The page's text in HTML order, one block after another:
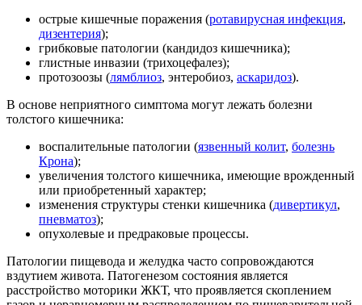
острые кишечные поражения (ротавирусная инфекция,
дизентерия);
грибковые патологии (кандидоз кишечника);
глистные инвазии (трихоцефалез);
протозоозы (лямблиоз, энтеробиоз, аскаридоз).
В основе неприятного симптома могут лежать болезни
толстого кишечника:
воспалительные патологии (язвенный колит, болезнь
Крона);
увеличения толстого кишечника, имеющие врожденный
или приобретенный характер;
изменения структуры стенки кишечника (дивертикул,
пневматоз);
опухолевые и предраковые процессы.
Патологии пищевода и желудка часто сопровождаются
вздутием живота. Патогенезом состояния является
расстройство моторики ЖКТ, что проявляется скоплением